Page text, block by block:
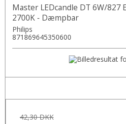
Master LEDcandle DT 6W/827
2700K - Dæmpbar
Philips
871869645350600
42,30 DKK